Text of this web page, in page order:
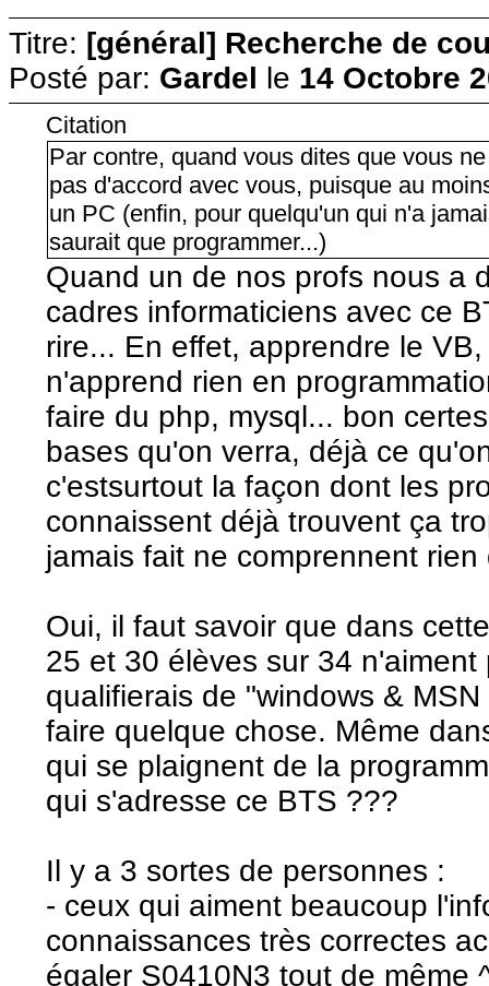
Titre: [général] Recherche de
Posté par: Gardel le 14 Octobre
Citation
Par contre, quand vous dites que vous
pas d'accord avec vous, puisque au
un PC (enfin, pour quelqu'un qui n'a
saurait que programmer...)
Quand un de nos profs nous a
cadres informaticiens avec ce
rire... En effet, apprendre le
n'apprend rien en
faire du php, mysql... bon
bases qu'on verra, déjà ce
c'estsurtout la façon dont les
connaissent déjà trouvent ça
jamais fait ne comprennent rien
Oui, il faut savoir que dans
25 et 30 élèves sur 34
qualifierais de "windows &
faire quelque chose. Même
qui se plaignent de la
qui s'adresse ce BTS ???
Il y a 3 sortes de personnes :
- ceux qui aiment beaucoup
connaissances très correctes
égaler S0410N3 tout de même